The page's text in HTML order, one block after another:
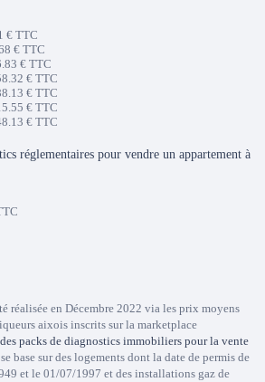
€ TTC
€ TTC
€ TTC
€ TTC
€ TTC
€ TTC
€ TTC
réglementaires pour vendre un appartement à
réalisée en Décembre 2022 via les prix moyens
aixois inscrits sur la marketplace
des packs de diagnostics immobiliers pour la vente
base sur des logements dont la date de permis de
et le 01/07/1997 et des installations gaz de